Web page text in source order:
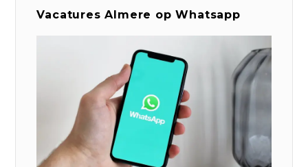
Vacatures Almere op Whatsapp